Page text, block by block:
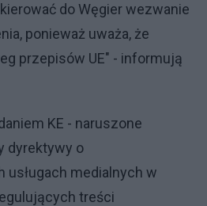
do Węgier wezwanie
ponieważ uważa, że
przepisów UE" - informują
KE - naruszone
dyrektywy o
usługach medialnych w
treści